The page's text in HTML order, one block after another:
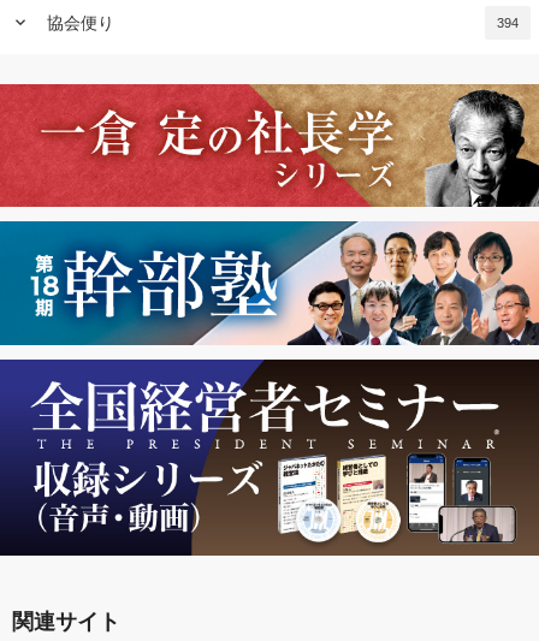
keyboard_arrow_down 協会便り 394
関連サイト